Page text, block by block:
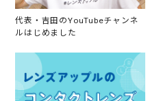
代表・吉田のYouTubeチャンネ
ルはじめました